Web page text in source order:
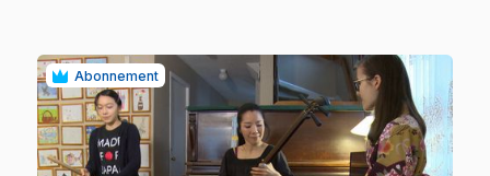
Abonnement